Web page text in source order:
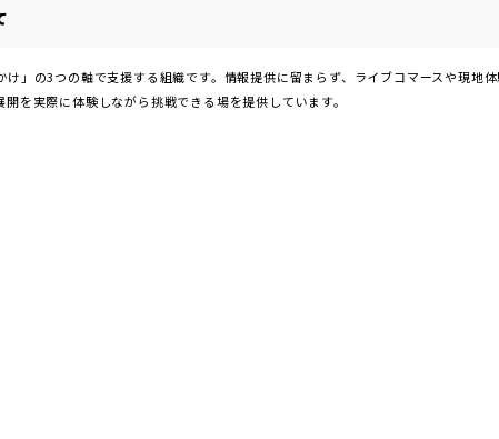
」の3つの軸で支援する組織です。情報提供に留まらず、ライブコマースや現地
を実際に体験しながら挑戦できる場を提供しています。